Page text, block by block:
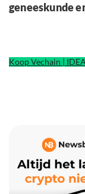
geneeskunde
Koop Vechain |